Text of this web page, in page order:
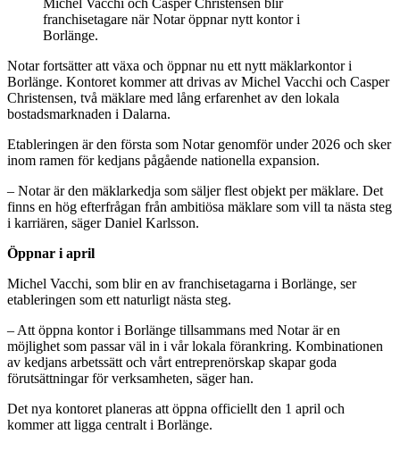
franchisetagare när Notar öppnar nytt kontor i
Borlänge.
Notar fortsätter att växa och öppnar nu ett nytt mäklarkontor i
Borlänge. Kontoret kommer att drivas av Michel Vacchi och Casper
Christensen, två mäklare med lång erfarenhet av den lokala
bostadsmarknaden i Dalarna.
Etableringen är den första som Notar genomför under 2026 och sker
inom ramen för kedjans pågående nationella expansion.
– Notar är den mäklarkedja som säljer flest objekt per mäklare. Det
finns en hög efterfrågan från ambitiösa mäklare som vill ta nästa steg
i karriären, sägerDaniel Karlsson.
Öppnar i april
Michel Vacchi, som blir en av franchisetagarna i Borlänge, ser
etableringen som ett naturligt nästa steg.
– Att öppna kontor i Borlänge tillsammans med Notar är en
möjlighet som passar väl in i vår lokala förankring. Kombinationen
av kedjans arbetssätt och vårt entreprenörskap skapar goda
förutsättningar för verksamheten, säger han.
Det nya kontoret planeras att öppna officiellt den 1 april och
kommer att ligga centralt i Borlänge.